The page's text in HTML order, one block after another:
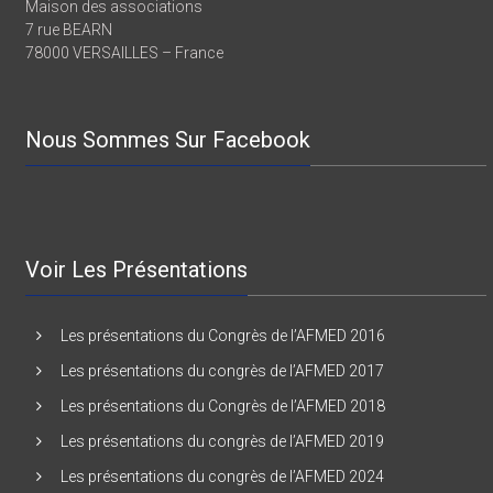
Maison des associations
7 rue BEARN
78000 VERSAILLES – France
Nous Sommes Sur Facebook
Voir Les Présentations
Les présentations du Congrès de l’AFMED 2016
Les présentations du congrès de l’AFMED 2017
Les présentations du Congrès de l’AFMED 2018
Les présentations du congrès de l’AFMED 2019
Les présentations du congrès de l’AFMED 2024